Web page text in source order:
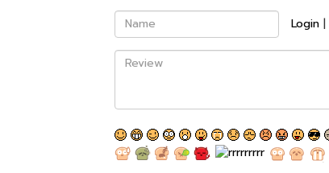
Name Login |
Review